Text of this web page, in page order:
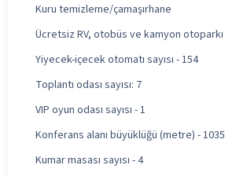
Kuru temizleme/çamaşırhane
Ücretsiz RV, otobüs ve kamyon otoparkı
Yiyecek-içecek otomatı sayısı - 154
Toplantı odası sayısı: 7
VIP oyun odası sayısı - 1
Konferans alanı büyüklüğü (metre) - 1035
Kumar masası sayısı - 4